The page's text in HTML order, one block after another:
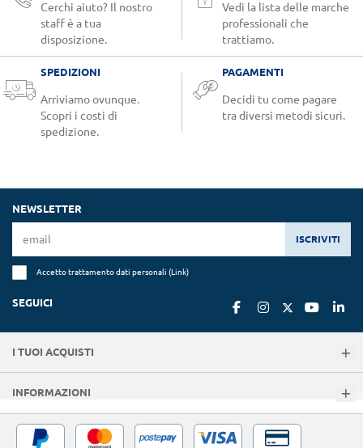
Cerchi aiuto? Il nostro
staff è a tua
disposizione.
Vedi la lista delle marche
professionali che
trattiamo.
SPEDIZIONI
Arriviamo ovunque.
Scopri i costi di
spedizione.
PAGAMENTI
Decidi tu come pagare
tra diversi metodi sicuri.
NEWSLETTER
ISCRIVITI
Accetto trattamento dati personali (Link)
SEGUICI
I TUOI ACQUISTI
INFORMAZIONI